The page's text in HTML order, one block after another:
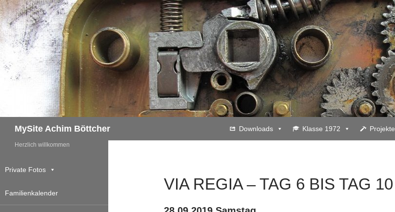
Zum
Inhalt
springen
MySite Achim Böttcher Downloads Klasse 1972 Projekte
VIA REGIA – TAG 6 BIS TAG 10
Herzlich willkommen
Private Fotos
Familienkalender